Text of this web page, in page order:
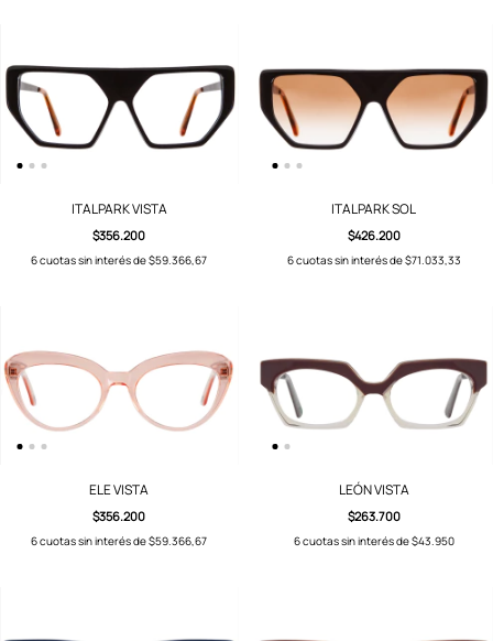
ITALPARK VISTA
$356.200
6cuotas sin interés de$59.366,67
ITALPARK SOL
$426.200
6cuotas sin interés de$71.033,33
ELE VISTA
$356.200
6cuotas sin interés de$59.366,67
LEÓN VISTA
$263.700
6cuotas sin interés de$43.950